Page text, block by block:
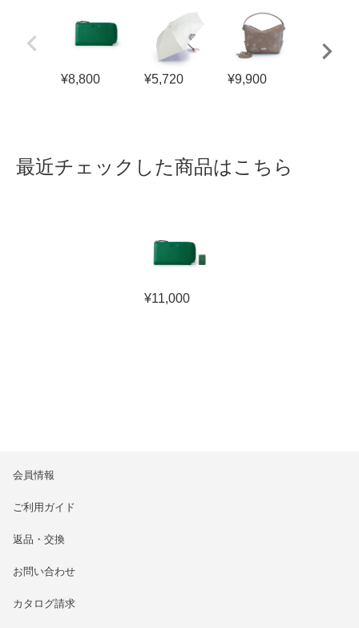
¥8,800 ¥5,720 ¥9,900
最近チェックした商品はこちら
¥11,000
会員情報
ご利用ガイド
返品・交換
お問い合わせ
カタログ請求